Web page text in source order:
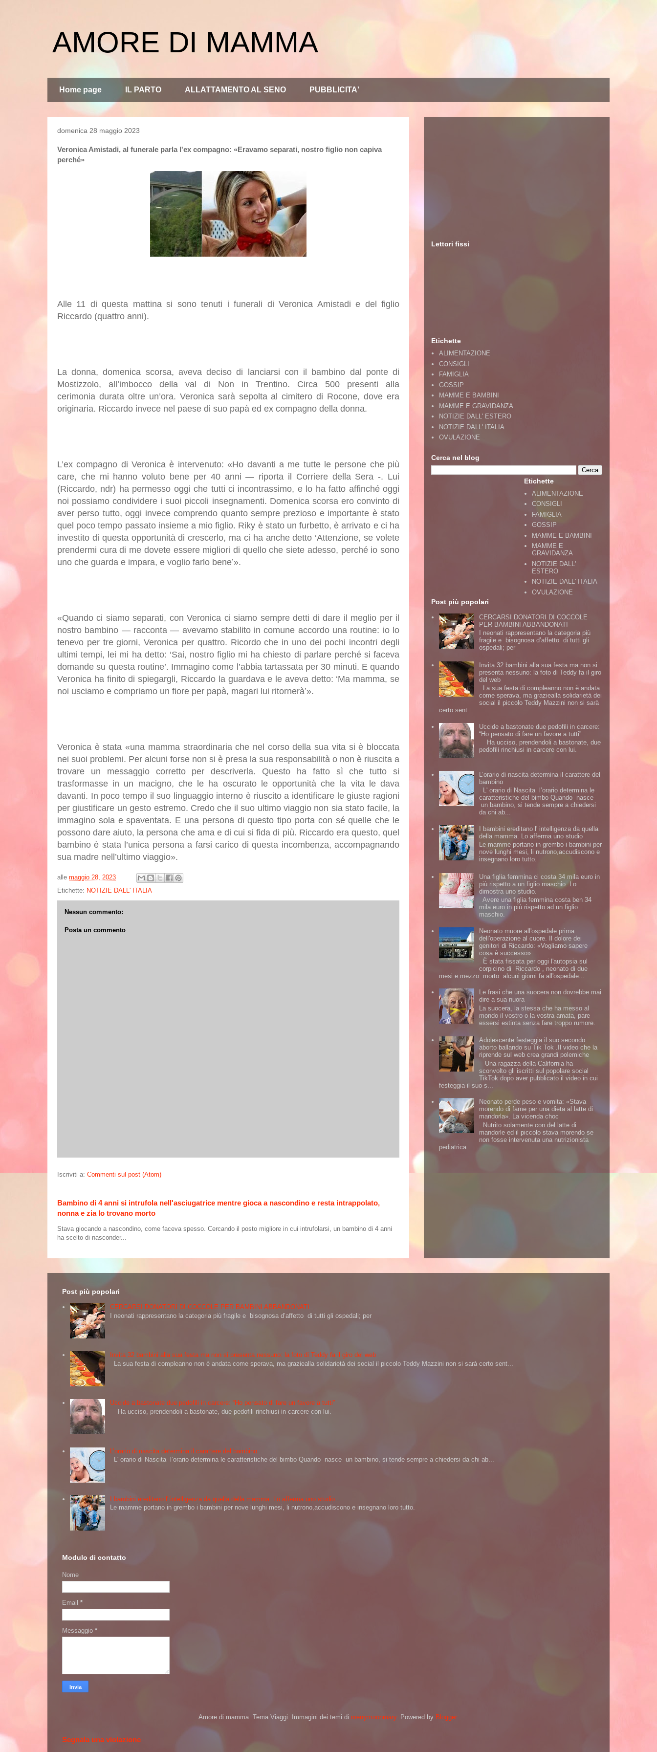
AMORE DI MAMMA
Home page IL PARTO ALLATTAMENTO AL SENO PUBBLICITA'
domenica 28 maggio 2023
Veronica Amistadi, al funerale parla l'ex compagno: «Eravamo separati, nostro figlio non capiva
perché»
Alle 11 di questa mattina si sono tenuti ifunerali diVeronica Amistadi e del figlio
Riccardo (quattro anni).
La donna, domenica scorsa, aveva deciso di lanciarsi con il bambino dal ponte di
Mostizzolo, all’imbocco della val di Non in Trentino. Circa 500 presenti alla
cerimonia durata oltre un’ora. Veronica sarà sepolta al cimitero di Rocone, dove era
originaria. Riccardo invece nel paese di suo papà ed ex compagno della donna.
L’ex compagno di Veronica è intervenuto: «Ho davanti a me tutte le persone che più
care, che mi hanno voluto bene per 40 anni — riporta il Corriere della Sera -. Lui
(Riccardo, ndr) ha permesso oggi che tutti ci incontrassimo, e lo ha fatto affinché oggi
noi possiamo condividere i suoi piccoli insegnamenti. Domenica scorsa ero convinto di
aver perso tutto, oggi invece comprendo quanto sempre prezioso e importante è stato
quel poco tempo passato insieme a mio figlio. Riky è stato un furbetto, è arrivato e ci ha
investito di questa opportunità di crescerlo, ma ci ha anche detto ‘Attenzione, se volete
prendermi cura di me dovete essere migliori di quello che siete adesso, perché io sono
uno che guarda e impara, e voglio farlo bene’».
«Quando ci siamo separati, con Veronica ci siamo sempre detti di dare il meglio per il
nostro bambino — racconta — avevamo stabilito in comune accordo una routine: io lo
tenevo per tre giorni, Veronica per quattro. Ricordo che in uno dei pochi incontri degli
ultimi tempi, lei mi ha detto: ‘Sai, nostro figlio mi ha chiesto di parlare perché si faceva
domande su questa routine’. Immagino come l’abbia tartassata per 30 minuti. E quando
Veronica ha finito di spiegargli, Riccardo la guardava e le aveva detto: ‘Ma mamma, se
noi usciamo e compriamo un fiore per papà, magari lui ritornerà’».
Veronica è stata «una mamma straordinaria che nel corso della sua vita si è bloccata
nei suoi problemi. Per alcuni forse non si è presa la sua responsabilità o non è riuscita a
trovare un messaggio corretto per descriverla. Questo ha fatto sì che tutto si
trasformasse in un macigno, che le ha oscurato le opportunità che la vita le dava
davanti. In poco tempo il suo linguaggio interno è riuscito a identificare le giuste ragioni
per giustificare un gesto estremo. Credo che il suo ultimo viaggio non sia stato facile, la
immagino sola e spaventata. E una persona di questo tipo porta con sé quelle che le
possono dare aiuto, la persona che ama e di cui si fida di più. Riccardo era questo, quel
bambino è stata l’unica persona a farsi carico di questa incombenza, accompagnando
sua madre nell’ultimo viaggio».
alle maggio 28, 2023
Etichette: NOTIZIE DALL' ITALIA
Nessun commento:
Posta un commento
Iscriviti a: Commenti sul post (Atom)
Bambino di 4 anni si intrufola nell'asciugatrice mentre gioca a nascondino e resta intrappolato,
nonna e zia lo trovano morto
Stava giocando a nascondino, come faceva spesso. Cercando il posto migliore in cui intrufolarsi, un bambino di 4 anni
ha scelto di nasconder...
Lettori fissi
Etichette
ALIMENTAZIONE
CONSIGLI
FAMIGLIA
GOSSIP
MAMME E BAMBINI
MAMME E GRAVIDANZA
NOTIZIE DALL' ESTERO
NOTIZIE DALL' ITALIA
OVULAZIONE
Cerca nel blog
Etichette
ALIMENTAZIONE
CONSIGLI
FAMIGLIA
GOSSIP
MAMME E BAMBINI
MAMME E
GRAVIDANZA
NOTIZIE DALL'
ESTERO
NOTIZIE DALL' ITALIA
OVULAZIONE
Post più popolari
CERCARSI DONATORI DI COCCOLE
PER BAMBINI ABBANDONATI
I neonati rappresentano la categoria più
fragile e bisognosa d’affetto di tutti gli
ospedali; per
Invita 32 bambini alla sua festa ma non si
presenta nessuno: la foto di Teddy fa il giro
del web
La sua festa di compleanno non è andata
come sperava, ma graziealla solidarietà dei
social il piccolo Teddy Mazzini non si sarà
certo sent...
Uccide a bastonate due pedofili in carcere:
“Ho pensato di fare un favore a tutti”
Ha ucciso, prendendoli a bastonate, due
pedofili rinchiusi in carcere con lui.
L’orario di nascita determina il carattere del
bambino
L' orario di Nascita l’orario determina le
caratteristiche del bimbo Quando nasce
un bambino, si tende sempre a chiedersi
da chi ab...
I bambini ereditano l' intelligenza da quella
della mamma. Lo afferma uno studio
Le mamme portano in grembo i bambini per
nove lunghi mesi, li nutrono,accudiscono e
insegnano loro tutto.
Una figlia femmina ci costa 34 mila euro in
più rispetto a un figlio maschio. Lo
dimostra uno studio.
Avere una figlia femmina costa ben 34
mila euro in più rispetto ad un figlio
maschio.
Neonato muore all'ospedale prima
dell'operazione al cuore. Il dolore dei
genitori di Riccardo: «Vogliamo sapere
cosa è successo»
È stata fissata per oggi l'autopsia sul
corpicino di Riccardo , neonato di due
mesi e mezzo morto alcuni giorni fa all'ospedale...
Le frasi che una suocera non dovrebbe mai
dire a sua nuora
La suocera, la stessa che ha messo al
mondo il vostro o la vostra amata, pare
essersi estinta senza fare troppo rumore.
Adolescente festeggia il suo secondo
aborto ballando su Tik Tok .Il video che la
riprende sul web crea grandi polemiche
Una ragazza della California ha
sconvolto gli iscritti sul popolare social
TikTok dopo aver pubblicato il video in cui
festeggia il suo s...
Neonato perde peso e vomita: «Stava
morendo di fame per una dieta al latte di
mandorla». La vicenda choc
Nutrito solamente con del latte di
mandorle ed il piccolo stava morendo se
non fosse intervenuta una nutrizionista
pediatrica.
Post più popolari
CERCARSI DONATORI DI COCCOLE PER BAMBINI ABBANDONATI
I neonati rappresentano la categoria più fragile e bisognosa d’affetto di tutti gli ospedali; per
Invita 32 bambini alla sua festa ma non si presenta nessuno: la foto di Teddy fa il giro del web
La sua festa di compleanno non è andata come sperava, ma graziealla solidarietà dei social il piccolo Teddy Mazzini non si sarà certo sent...
Uccide a bastonate due pedofili in carcere: “Ho pensato di fare un favore a tutti”
Ha ucciso, prendendoli a bastonate, due pedofili rinchiusi in carcere con lui.
L’orario di nascita determina il carattere del bambino
L' orario di Nascita l’orario determina le caratteristiche del bimbo Quando nasce un bambino, si tende sempre a chiedersi da chi ab...
I bambini ereditano l' intelligenza da quella della mamma. Lo afferma uno studio
Le mamme portano in grembo i bambini per nove lunghi mesi, li nutrono,accudiscono e insegnano loro tutto.
Modulo di contatto
Nome
Email *
Messaggio *
Amore di mamma. Tema Viaggi. Immagini dei temi di merrymoonmary. Powered by Blogger.
Segnala una violazione